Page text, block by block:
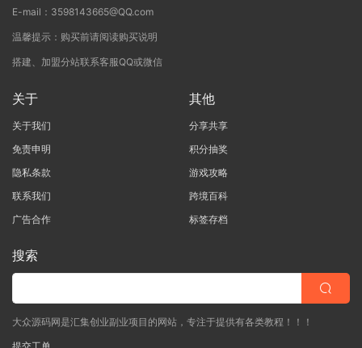
E-mail：3598143665@QQ.com
温馨提示：购买前请阅读购买说明
搭建、加盟分站联系客服QQ或微信
关于
关于我们
免责申明
隐私条款
联系我们
广告合作
其他
分享共享
积分抽奖
游戏攻略
跨境百科
标签存档
搜索
大众源码网是汇集创业副业项目的网站，专注于提供有各类教程！！！
提交工单